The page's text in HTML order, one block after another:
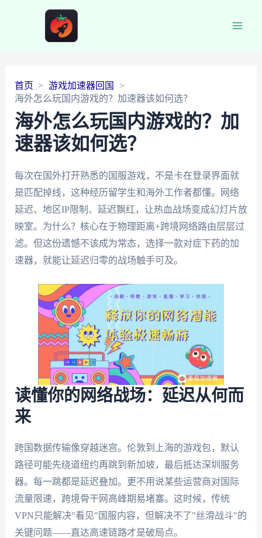
首页
游戏加速器回国
海外怎么玩国内游戏的？加速器该如何选？
海外怎么玩国内游戏的？加
速器该如何选？
每次在国外打开熟悉的国服游戏，不是卡在登录界面就
是匹配掉线，这种经历留学生和海外工作者都懂。网络
延迟、地区IP限制、延迟飘红，让热血战场变成幻灯片放
映室。为什么？核心在于物理距离+跨境网络路由层层过
滤。但这份遗憾不该成为常态，选择一款对症下药的加
速器，就能让延迟归零的战场触手可及。
读懂你的网络战场：延迟从何而
来
跨国数据传输像穿越迷宫。伦敦到上海的游戏包，默认
路径可能先绕道纽约再跳到新加坡，最后抵达深圳服务
器。每一跳都是延迟叠加。更不用说某些运营商对国际
流量限速，跨境骨干网高峰期易堵塞。这时候，传统
VPN只能解决"看见"国服内容，但解决不了"丝滑战斗"的
关键问题——直达高速链路才是破局点。